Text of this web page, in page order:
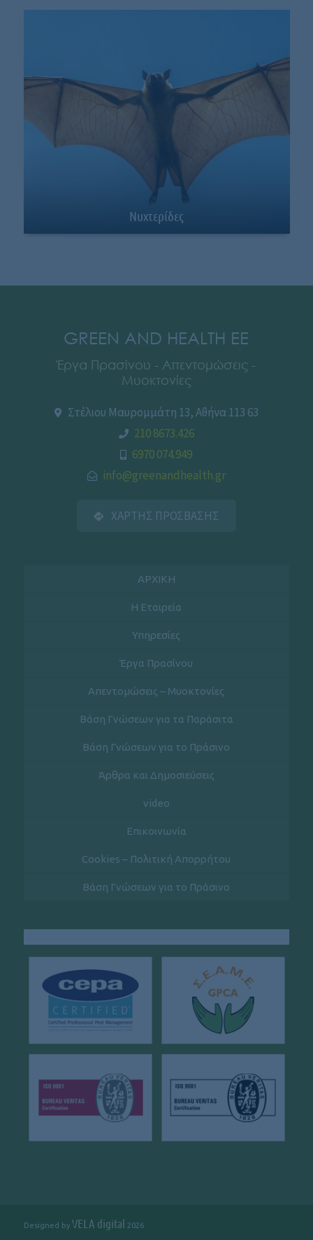
Νυχτερίδες
GREEN AND HEALTH EE
Έργα Πρασίνου - Απεντομώσεις -
Μυοκτονίες
Στέλιου Μαυρομμάτη 13, Αθήνα 113 63
210 8673.426
6970 074.949
info@greenandhealth.gr
ΧΑΡΤΗΣ ΠΡΟΣΒΑΣΗΣ
ΑΡΧΙΚΗ
Η Εταιρεία
Υπηρεσίες
Έργα Πρασίνου
Απεντομώσεις – Μυοκτονίες
Βάση Γνώσεων για τα Παράσιτα
Βάση Γνώσεων για το Πράσινο
Άρθρα και Δημοσιεύσεις
video
Επικοινωνία
Cookies – Πολιτική Απορρήτου
Βάση Γνώσεων για το Πράσινο
Designed by VELA digital 2026